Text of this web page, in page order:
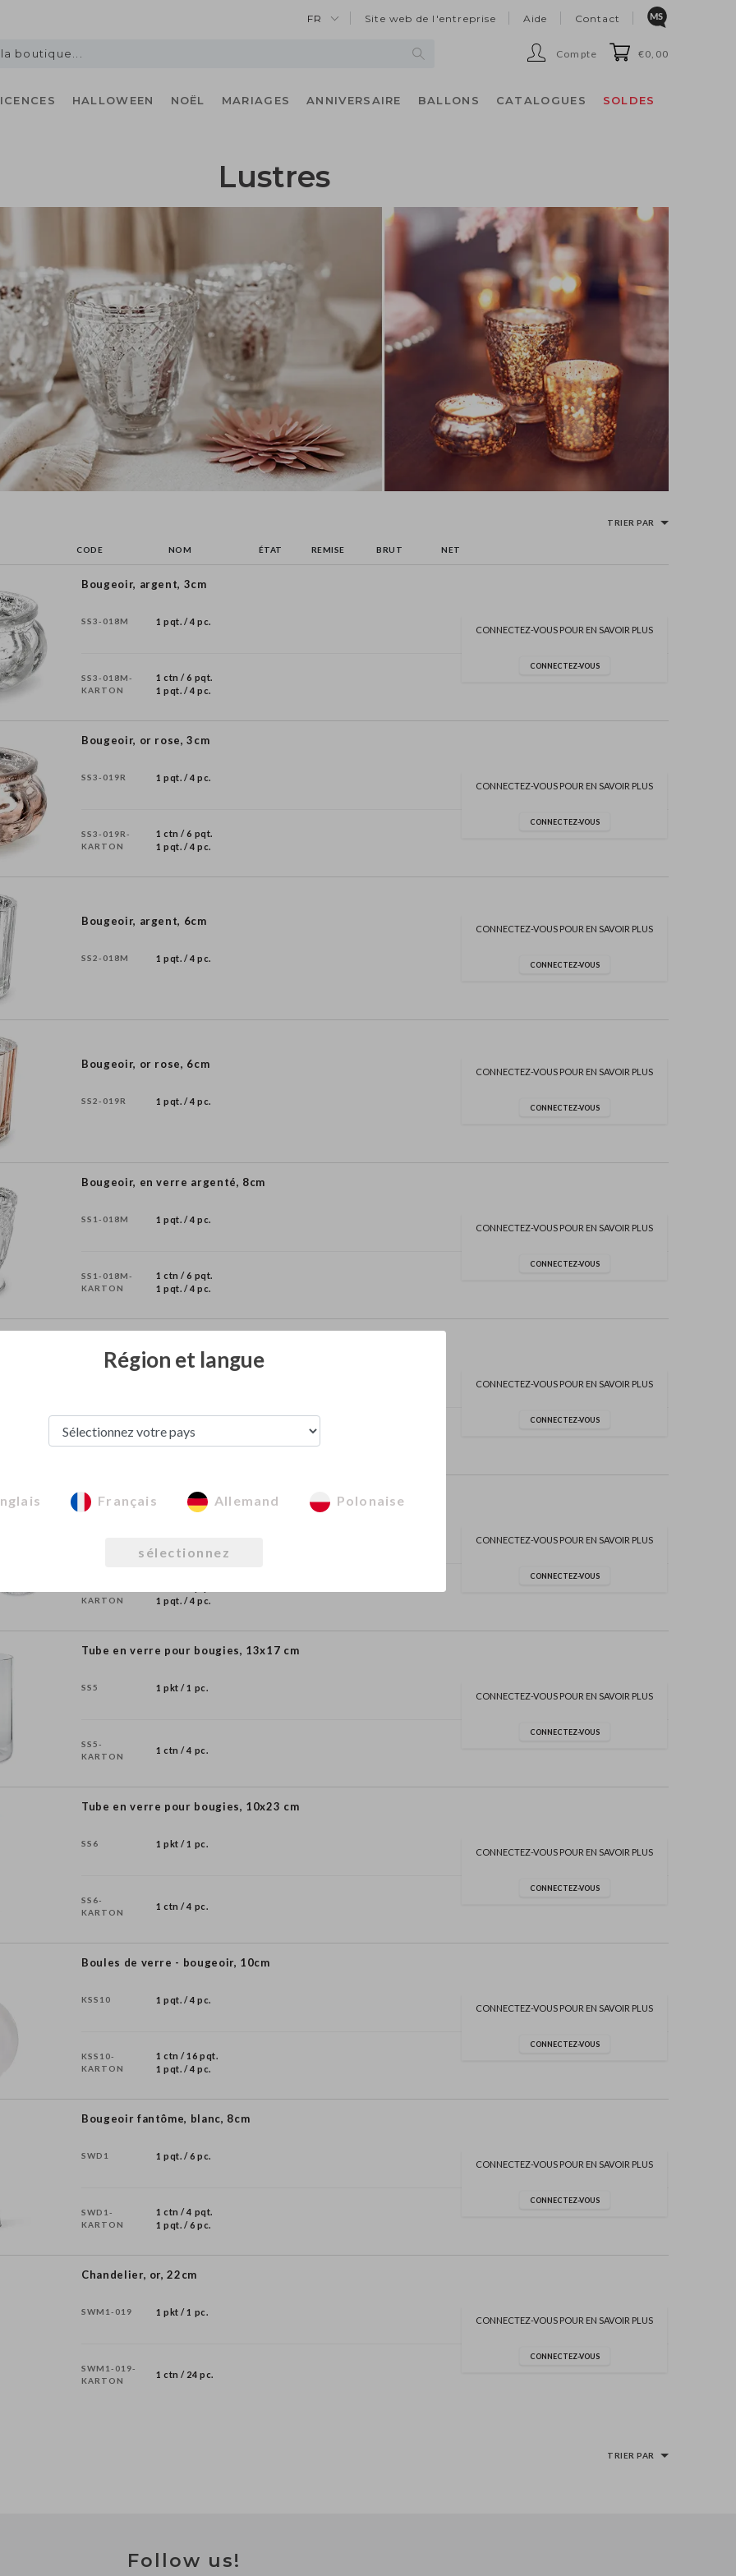
FR Site web de l'entreprise Aide Contact
Compte €0,00
HALLOWEEN NOËL MARIAGES ANNIVERSAIRE BALLONS CATALOGUES SOLDES
Lustres
TRIER PAR
CODE NOM ÉTAT REMISE BRUT NET
Bougeoir, argent, 3cm
SS3-018M 1 pqt. / 4 pc.
SS3-018M-
KARTON
1 ctn / 6 pqt.
1 pqt. / 4 pc.
CONNECTEZ-VOUS POUR EN SAVOIR PLUS
CONNECTEZ-VOUS
Bougeoir, or rose, 3cm
SS3-019R 1 pqt. / 4 pc.
SS3-019R-
KARTON
1 ctn / 6 pqt.
1 pqt. / 4 pc.
CONNECTEZ-VOUS POUR EN SAVOIR PLUS
CONNECTEZ-VOUS
Bougeoir, argent, 6cm
SS2-018M 1 pqt. / 4 pc.
CONNECTEZ-VOUS POUR EN SAVOIR PLUS
CONNECTEZ-VOUS
Bougeoir, or rose, 6cm
SS2-019R 1 pqt. / 4 pc.
CONNECTEZ-VOUS POUR EN SAVOIR PLUS
CONNECTEZ-VOUS
Bougeoir, en verre argenté, 8cm
SS1-018M 1 pqt. / 4 pc.
SS1-018M-
KARTON
1 ctn / 6 pqt.
1 pqt. / 4 pc.
CONNECTEZ-VOUS POUR EN SAVOIR PLUS
CONNECTEZ-VOUS
SS1-019R-
KARTON
1 ctn / 6 pqt.
1 pqt. / 4 pc.
CONNECTEZ-VOUS POUR EN SAVOIR PLUS
CONNECTEZ-VOUS
Bougeoir en verre avec rebord 2 en 1, 6.5x5.5 cm
KARTON
1 pqt. / 4 pc.
CONNECTEZ-VOUS POUR EN SAVOIR PLUS
CONNECTEZ-VOUS
Tube en verre pour bougies, 13x17 cm
SS5 1 pkt / 1 pc.
SS5-
KARTON
1 ctn / 4 pc.
CONNECTEZ-VOUS POUR EN SAVOIR PLUS
CONNECTEZ-VOUS
Tube en verre pour bougies, 10x23 cm
SS6 1 pkt / 1 pc.
SS6-
KARTON
1 ctn / 4 pc.
CONNECTEZ-VOUS POUR EN SAVOIR PLUS
CONNECTEZ-VOUS
Boules de verre - bougeoir, 10cm
KSS10 1 pqt. / 4 pc.
KSS10-
KARTON
1 ctn / 16 pqt.
1 pqt. / 4 pc.
CONNECTEZ-VOUS POUR EN SAVOIR PLUS
CONNECTEZ-VOUS
Bougeoir fantôme, blanc, 8cm
SWD1 1 pqt. / 6 pc.
SWD1-
KARTON
1 ctn / 4 pqt.
1 pqt. / 6 pc.
CONNECTEZ-VOUS POUR EN SAVOIR PLUS
CONNECTEZ-VOUS
Chandelier, or, 22cm
SWM1-019 1 pkt / 1 pc.
SWM1-019-
KARTON
1 ctn / 24 pc.
CONNECTEZ-VOUS POUR EN SAVOIR PLUS
CONNECTEZ-VOUS
TRIER PAR
Follow us!
Région et langue
Français Allemand Polonaise
sélectionnez